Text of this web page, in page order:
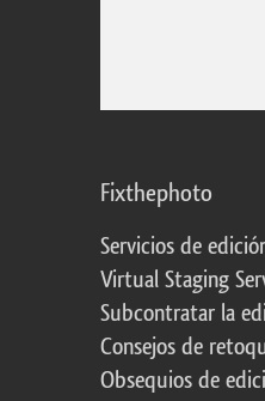
Fixthephoto
Servicios de
Virtual Staging
Subcontratar la
Consejos de
Obsequios de